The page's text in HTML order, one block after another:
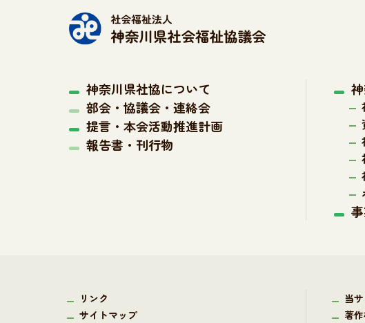
神奈川県社協について
部会・協議会・連絡会
提言・本会活動推進計画
報告書・刊行物
リンク
サイトマップ
当
著